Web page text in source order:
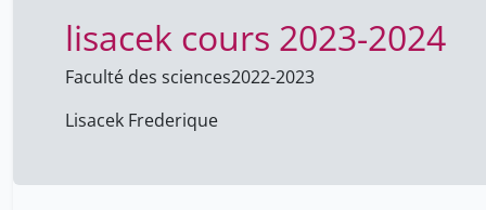
lisacek cours 2023-2024
Faculté des sciences2022-2023
Lisacek Frederique